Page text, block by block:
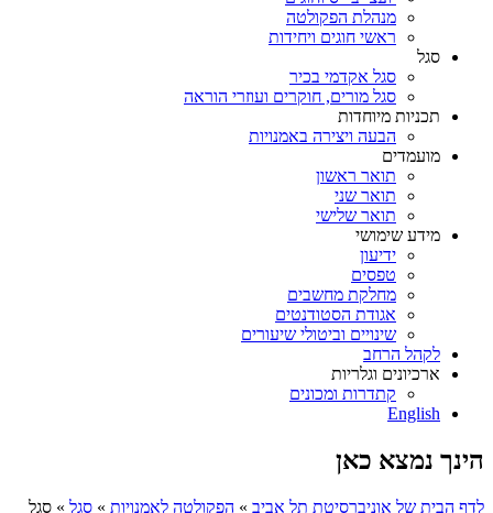
מנהלת הפקולטה
ראשי חוגים ויחידות
סגל
סגל אקדמי בכיר
סגל מורים, חוקרים ועוזרי הוראה
תכניות מיוחדות
הבעה ויצירה באמנויות
מועמדים
תואר ראשון
תואר שני
תואר שלישי
מידע שימושי
ידיעון
טפסים
מחלקת מחשבים
אגודת הסטודנטים
שינויים וביטולי שיעורים
לקהל הרחב
ארכיונים וגלריות
קתדרות ומכונים
English
הינך נמצא כאן
לדף הבית של אוניברסיטת תל אביב » הפקולטה לאמנויות » סגל » סגל